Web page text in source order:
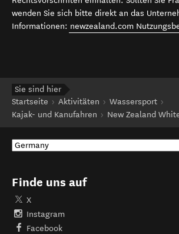
wenden Sie sich bitte direkt an das
Informationen: newzealand.com
Sie sind hier
Startseite
Aktivitäten
Wassersport
Kajak- und Kanufahren
New Zealand
Finde uns auf
X
Instagram
Facebook